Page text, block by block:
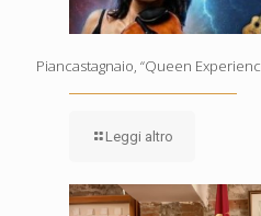
Piancastagnaio, “Queen
Leggi altro